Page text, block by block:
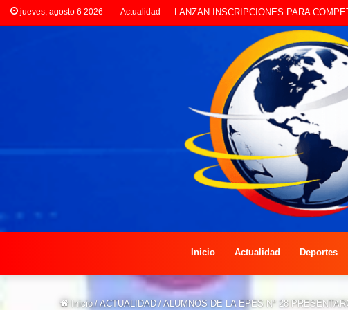
jueves, agosto 6 2026 Actualidad CLORINDA CREATIVA LANZA ESTE
Inicio Actualidad Deportes
Inicio / ACTUALIDAD / ALUMNOS DE LA EPES N° 28